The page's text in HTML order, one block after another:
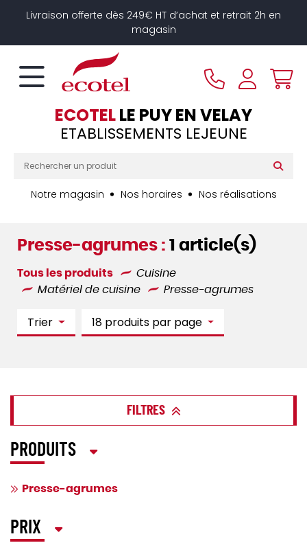
Livraison offerte dès 249€ HT d’achat et retrait 2h en
magasin
ECOTELLE PUY EN VELAY
ETABLISSEMENTS LEJEUNE
Notre magasin Nos horaires Nos réalisations
Presse-agrumes : 1 article(s)
Tous les produits
Cuisine
Matériel de cuisine
Presse-agrumes
Trier 18 produits par page
FILTRES
PRODUITS
Presse-agrumes
PRIX
Panneau de gestion des cookies